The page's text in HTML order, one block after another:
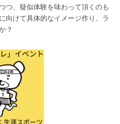
つ、疑似体験を味わって頂くのも
向けて具体的なイメージ作り、ラ
？